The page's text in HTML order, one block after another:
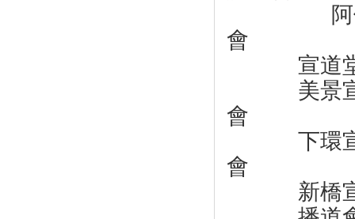
阿
會
宣道
美景
會
下環
會
新橋